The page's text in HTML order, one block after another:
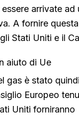
arrivate ad
A fornire
Stati Uniti e il
aiuto di Ue
gas è stato
Europeo
Uniti forniranno